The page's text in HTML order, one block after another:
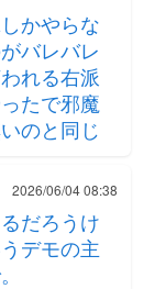
かやらな
バレバレ
れる右派
たで邪魔
のと同じ
2026/06/04 08:38
だろうけ
デモの主